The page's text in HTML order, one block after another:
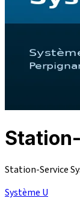
Station-Service
Système U